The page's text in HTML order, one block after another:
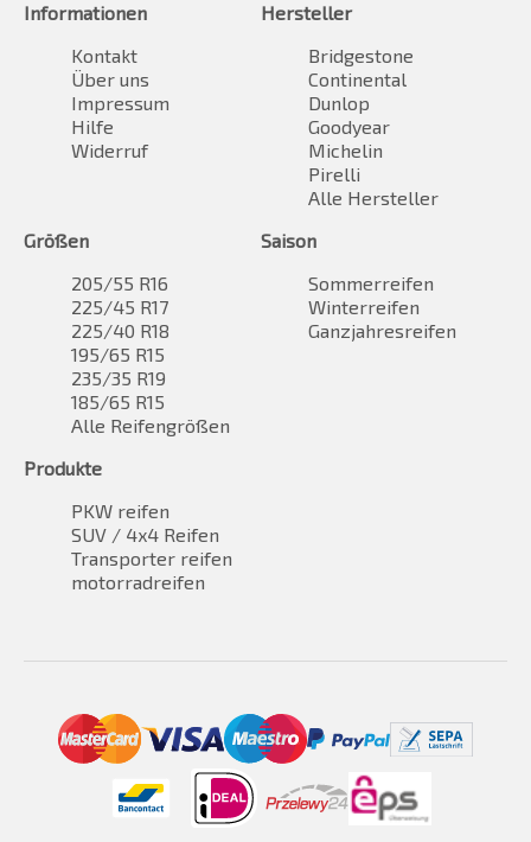
Informationen
Kontakt
Über uns
Impressum
Hilfe
Widerruf
Hersteller
Bridgestone
Continental
Dunlop
Goodyear
Michelin
Pirelli
Alle Hersteller
Größen
205/55 R16
225/45 R17
225/40 R18
195/65 R15
235/35 R19
185/65 R15
Alle Reifengrößen
Saison
Sommerreifen
Winterreifen
Ganzjahresreifen
Produkte
PKW reifen
SUV / 4x4 Reifen
Transporter reifen
motorradreifen